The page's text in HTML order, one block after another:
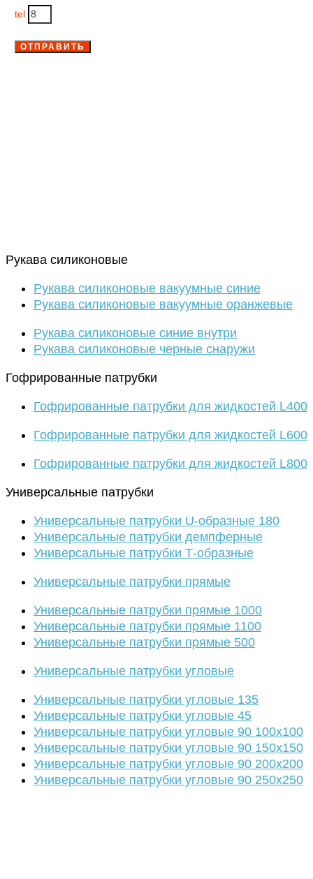
tel
ОТПРАВИТЬ
Рукава силиконовые
Рукава силиконовые вакуумные синие
Рукава силиконовые вакуумные оранжевые
Рукава силиконовые синие внутри
Рукава силиконовые черные снаружи
Гофрированные патрубки
Гофрированные патрубки для жидкостей L400
Гофрированные патрубки для жидкостей L600
Гофрированные патрубки для жидкостей L800
Универсальные патрубки
Универсальные патрубки U-образные 180
Универсальные патрубки демпферные
Универсальные патрубки Т-образные
Универсальные патрубки прямые
Универсальные патрубки прямые 1000
Универсальные патрубки прямые 1100
Универсальные патрубки прямые 500
Универсальные патрубки угловые
Универсальные патрубки угловые 135
Универсальные патрубки угловые 45
Универсальные патрубки угловые 90 100х100
Универсальные патрубки угловые 90 150х150
Универсальные патрубки угловые 90 200х200
Универсальные патрубки угловые 90 250х250